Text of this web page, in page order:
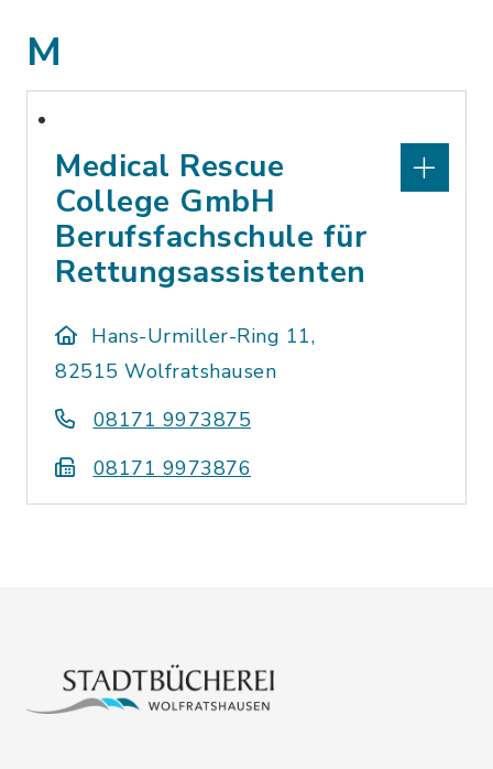
M
Medical Rescue
College GmbH
Berufsfachschule für
Rettungsassistenten
Hans-Urmiller-Ring 11,
82515 Wolfratshausen
08171 9973875
08171 9973876